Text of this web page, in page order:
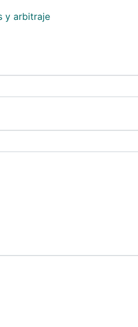
y arbitraje